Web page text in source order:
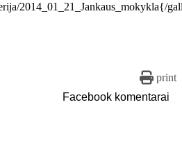
2014_01_21_Jankaus_mokykla{/
print
Facebook komentarai